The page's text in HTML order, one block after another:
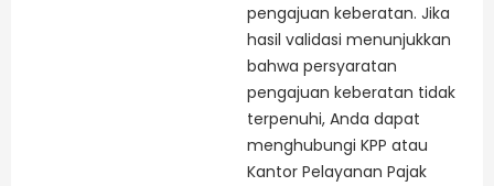
pengajuan keberatan. Jika
hasil validasi menunjukkan
bahwa persyaratan
pengajuan keberatan tidak
terpenuhi, Anda dapat
menghubungi KPP atau
Kantor Pelayanan Pajak